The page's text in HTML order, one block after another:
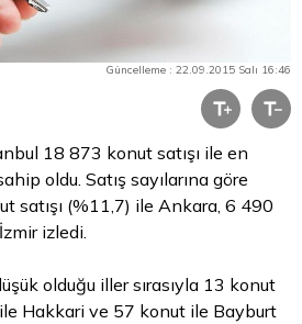
Güncelleme : 22.09.2015 Salı 16:46
18 873 konut satışı ile en
oldu. Satış sayılarına göre
satışı (%11,7) ile Ankara, 6 490
izledi.
olduğu iller sırasıyla 13 konut
Hakkari ve 57 konut ile Bayburt